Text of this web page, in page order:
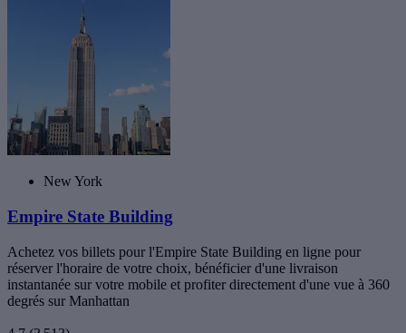
New York
Empire State Building
Achetez vos billets pour l'Empire State Building en ligne pour
réserver l'horaire de votre choix, bénéficier d'une livraison
instantanée sur votre mobile et profiter directement d'une vue à 360
degrés sur Manhattan